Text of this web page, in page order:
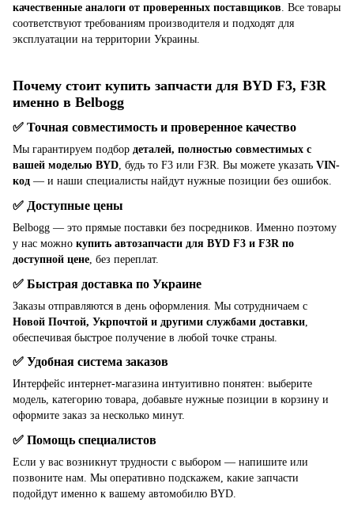
качественные аналоги от проверенных поставщиков. Все товары
соответствуют требованиям производителя и подходят для
эксплуатации на территории Украины.
Почему стоит купить запчасти для BYD F3, F3R
именно в Belbogg
✅ Точная совместимость и проверенное качество
Мы гарантируем подбор деталей, полностью совместимых с
вашей моделью BYD, будь то F3 или F3R. Вы можете указать VIN-
код — и наши специалисты найдут нужные позиции без ошибок.
✅ Доступные цены
Belbogg — это прямые поставки без посредников. Именно поэтому
у нас можно купить автозапчасти для BYD F3 и F3R по
доступной цене , без переплат.
✅ Быстрая доставка по Украине
Заказы отправляются в день оформления. Мы сотрудничаем с
Новой Почтой, Укрпочтой и другими службами доставки
обеспечивая быстрое получение в любой точке страны.
✅ Удобная система заказов
Интерфейс интернет-магазина интуитивно понятен: выберите
модель, категорию товара, добавьте нужные позиции в корзину и
оформите заказ за несколько минут.
✅ Помощь специалистов
Если у вас возникнут трудности с выбором — напишите или
позвоните нам. Мы оперативно подскажем, какие запчасти
подойдут именно к вашему автомобилю BYD.